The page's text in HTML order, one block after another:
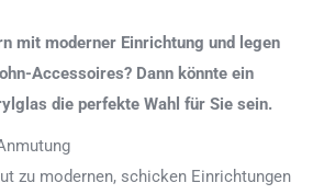
mit moderner Einrichtung und legen
Accessoires? Dann könnte ein
die perfekte Wahl für Sie sein.
zu modernen, schicken Einrichtungen